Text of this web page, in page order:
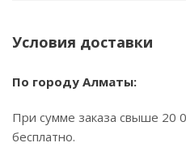
Условия доставки
По городу Алматы:
При сумме заказа свыше 20
бесплатно.